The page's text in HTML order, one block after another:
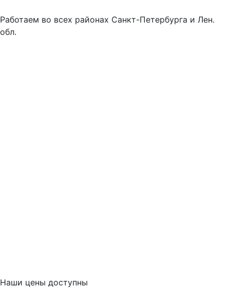
Работаем во всех районах Санкт-Петербурга и Лен.
обл.
Наши цены доступны